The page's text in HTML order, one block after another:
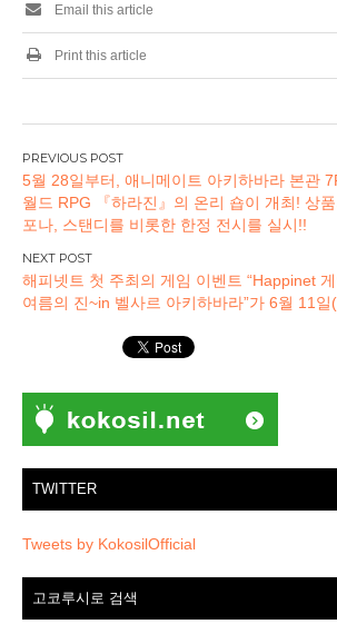
Email this article
Print this article
글
탐
색
5월 28일부터, 애니메이트 아키하바라 본관
월드 RPG 『하라진』의 온리 숍이 개최! 상
포나, 스탠디를 비롯한 한정 전시를 실시!!
해피넷트 첫 주최의 게임 이벤트 “Happinet
여름의 진~in 벨사르 아키하바라”가 6월 11
TWITTER
Tweets by KokosilOfficial
고코루시로 검색